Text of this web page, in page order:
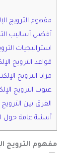
مفهوم الترويج
أفضل أساليب
استراتيجيات
قواعد الترويج
مزايا الترويج
عيوب الترويج
الفرق بين
أسئلة عامة حول
مفهوم الترويج